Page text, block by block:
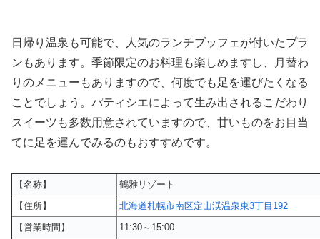
日帰り温泉も可能で、人気のランチブッフェが付いたプラ
ンもあります。季節限定のお料理も楽しめますし、月替わ
りのメニューもありますので、何度でも足を運びたくなる
ことでしょう。パティシエによって生み出されるこだわり
スイーツも多数用意されていますので、甘いものをお目当
てに足を運んでみるのもおすすめです。
【名称】
鶴雅リゾート
【住所】
北海道札幌市南区定山渓温泉東3丁目192
【営業時間】
11:30～15:00